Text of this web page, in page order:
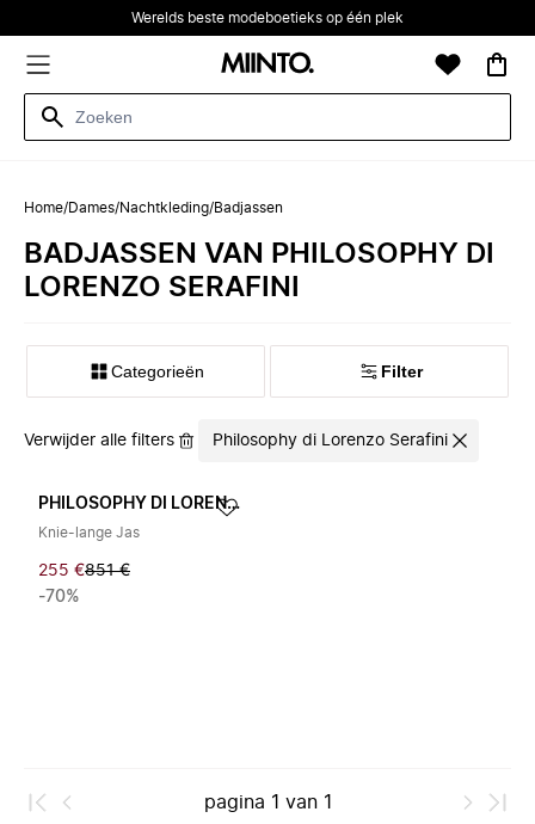
Werelds beste modeboetieks op één plek
Home/Dames/Nachtkleding/Badjassen
BADJASSEN VAN PHILOSOPHY DI
LORENZO SERAFINI
Categorieën Filter
Verwijder alle filters Philosophy di Lorenzo Serafini
PHILOSOPHY DI LORENZO SERAFINI
Knie-lange Jas
255 €851 €
-70%
pagina 1 van 1